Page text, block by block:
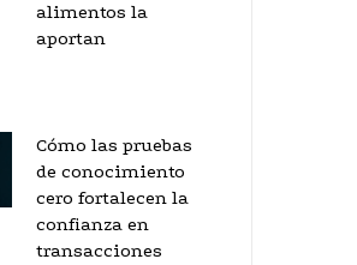
alimentos la
aportan
Cómo las pruebas
de conocimiento
cero fortalecen la
confianza en
transacciones